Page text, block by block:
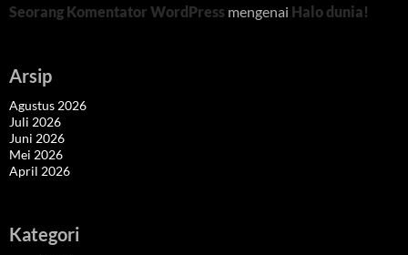
Seorang Komentator WordPress mengenai Halo dunia!
Arsip
Agustus 2026
Juli 2026
Juni 2026
Mei 2026
April 2026
Kategori